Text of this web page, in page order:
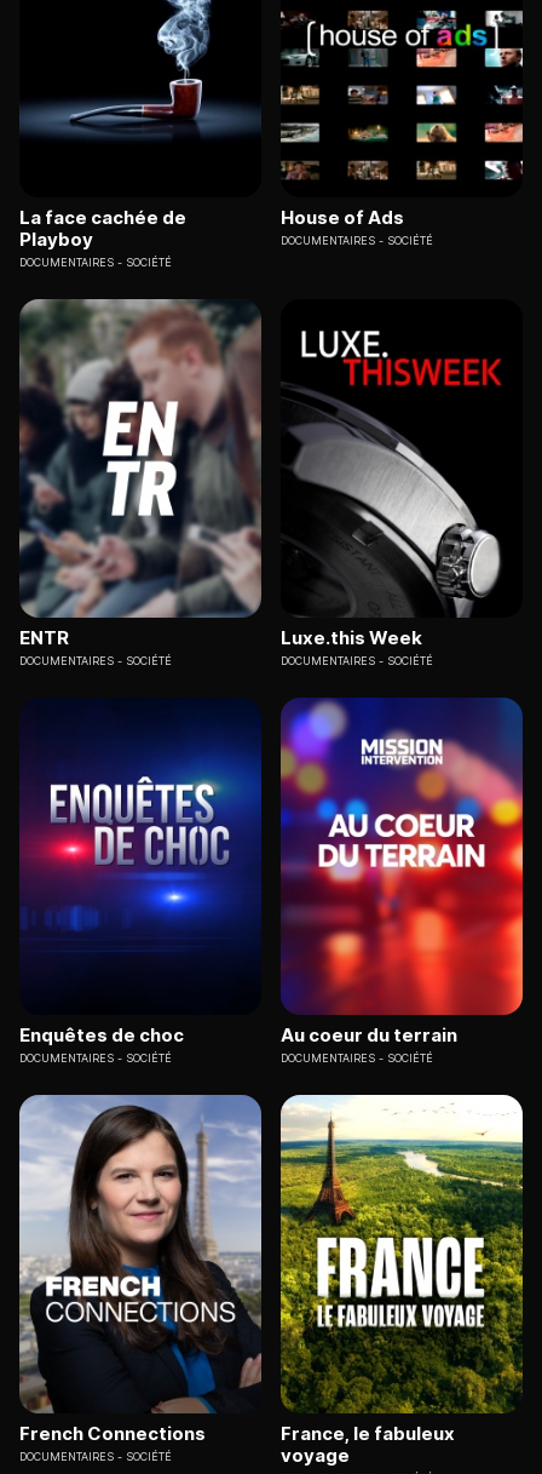
La face cachée de
Playboy
DOCUMENTAIRES SOCIÉTÉ
House of Ads
DOCUMENTAIRES SOCIÉTÉ
ENTR
DOCUMENTAIRES SOCIÉTÉ
Luxe.this Week
DOCUMENTAIRES SOCIÉTÉ
Enquêtes de choc
DOCUMENTAIRES SOCIÉTÉ
Au coeur du terrain
DOCUMENTAIRES SOCIÉTÉ
French Connections
DOCUMENTAIRES SOCIÉTÉ
France, le fabuleux
voyage